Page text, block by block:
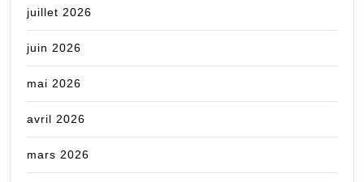
juillet 2026
juin 2026
mai 2026
avril 2026
mars 2026